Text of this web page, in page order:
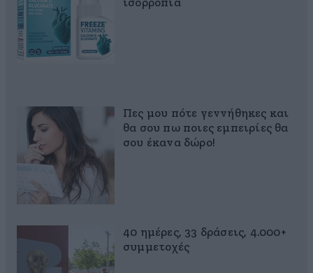
ισορροπία
Πες μου πότε γεννήθηκες και
θα σου πω ποιες εμπειρίες θα
σου έκανα δώρο!
40 ημέρες, 33 δράσεις, 4.000+
συμμετοχές